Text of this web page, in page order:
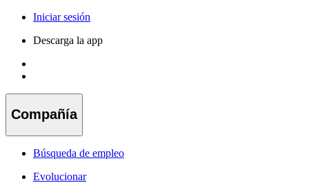
Iniciar sesión
Descarga la app
Compañía
Búsqueda de empleo
Evolucionar